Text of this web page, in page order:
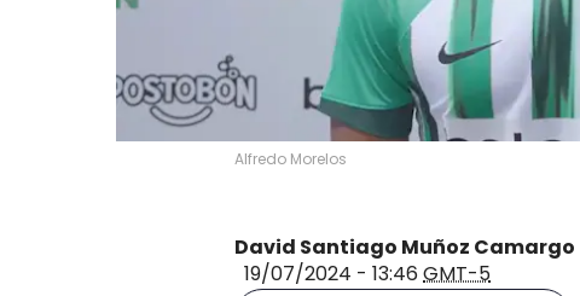
Alfredo Morelos
David Santiago Muñoz Camargo
19/07/2024 - 13:46 GMT-5